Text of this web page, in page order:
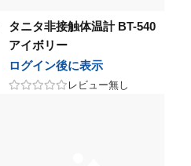
タニタ非接触体温計 BT-540
アイボリー
ログイン後に表示
レビュー無し